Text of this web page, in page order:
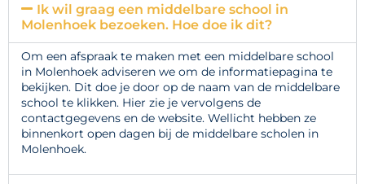
Ik wil graag een middelbare school in
Molenhoek bezoeken. Hoe doe ik dit?
Om een afspraak te maken met een middelbare school
in Molenhoek adviseren we om de informatiepagina te
bekijken. Dit doe je door op de naam van de middelbare
school te klikken. Hier zie je vervolgens de
contactgegevens en de website. Wellicht hebben ze
binnenkort open dagen bij de middelbare scholen in
Molenhoek.